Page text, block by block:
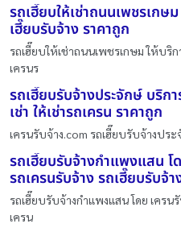
รถเฮี๊ยบให้เช่าถนนเพชรเกษ
เฮี๊ยบรับจ้าง ราคาถูก
รถเฮี๊ยบให้เช่าถนนเพชรเกษม ให้บริ
เครนร
รถเฮี๊ยบรับจ้างประจักษ์ บริก
เช่า ให้เช่ารถเครน ราคาถูก
เครนรับจ้าง.com รถเฮี๊ยบรับจ้างปร
รถเฮี๊ยบรับจ้างกำแพงแสน โ
รถเครนรับจ้าง รถเฮี๊ยบรับจ้า
รถเฮี๊ยบรับจ้างกำแพงแสน โดย เครน
เครน